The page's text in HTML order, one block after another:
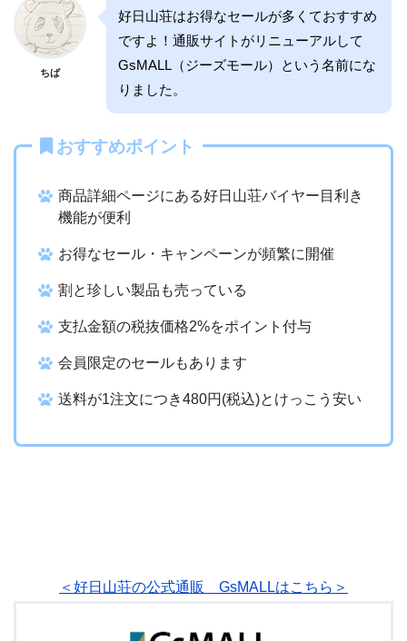
ちば
好日山荘はお得なセールが多くておすすめ
ですよ！通販サイトがリニューアルして
GsMALL（ジーズモール）という名前にな
りました。
おすすめポイント
商品詳細ページにある好日山荘バイヤー目利き
機能が便利
お得なセール・キャンペーンが頻繁に開催
割と珍しい製品も売っている
支払金額の税抜価格2%をポイント付与
会員限定のセールもあります
送料が1注文につき480円(税込)とけっこう安い
＜好日山荘の公式通販 GsMALLはこちら＞